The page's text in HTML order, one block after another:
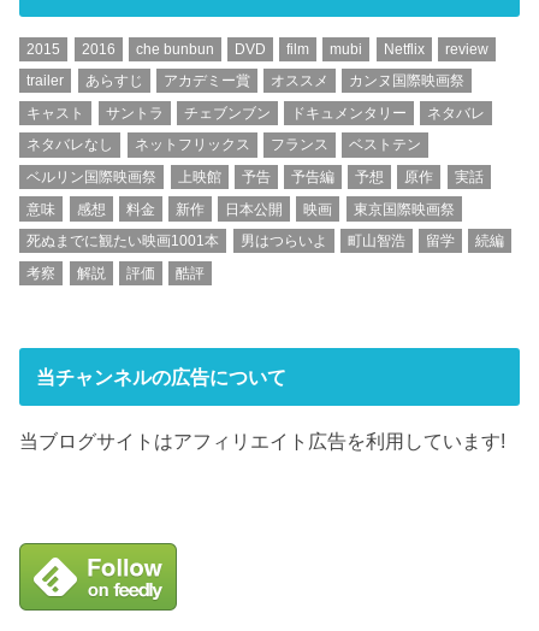
2015 2016 che bunbun DVD film mubi Netflix
review
trailer
あらすじ アカデミー賞 オススメ
カンヌ国際映画祭
キャスト
サントラ チェブンブン ドキュメンタリー
ネタバレ
ネタバレなし
ネットフリックス フランス
ベストテン
ベルリン国際映画祭
上映館 予告 予告編 予想 原作
実話
意味
感想 料金 新作 日本公開 映画
東京国際映画祭
死ぬまでに観たい映画1001本
男はつらいよ 町山智浩 留学
続編
考察
解説 評価 酷評
当チャンネルの広告について
当ブログサイトはアフィリエイト広告を利用しています!